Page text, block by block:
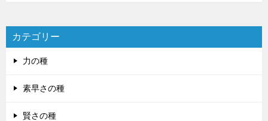
カテゴリー
力の種
素早さの種
賢さの種